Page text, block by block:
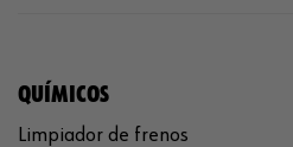
QUÍMICOS
Limpiador de frenos